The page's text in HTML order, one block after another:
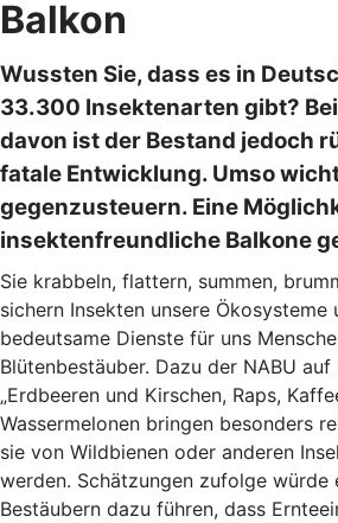
Balkon
Wussten Sie, dass es in
33.300 Insektenarten gibt?
davon ist der Bestand jedoch
fatale Entwicklung. Umso
gegenzusteuern. Eine
insektenfreundliche Balkone
Sie krabbeln, flattern, summen,
sichern Insekten unsere Ökosysteme
bedeutsame Dienste für uns
Blütenbestäuber. Dazu der NABU auf
„Erdbeeren und Kirschen, Raps,
Wassermelonen bringen besonders
sie von Wildbienen oder anderen
werden. Schätzungen zufolge würde
Bestäubern dazu führen, dass